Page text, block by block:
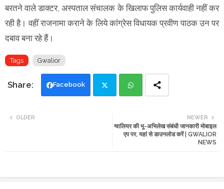
बरतने वाले डाक्टर, अस्पताल संचालक के खिलाफ पुलिस कार्यवाही नहीं कर
रही है। वहीं राजनामा कराने के लिये कांग्रेस विधायक प्रवीण पाठक उन पर
दबाव बना रहे हैं।
Tags Gwalior
Facebook
ats
NEWER
ग्वालियर की भू-अभिलेख संबंधी जानकारी मोबाइल
एप पर, यहां से डाउनलोड करें | GWALIOR
NEWS
OLDER